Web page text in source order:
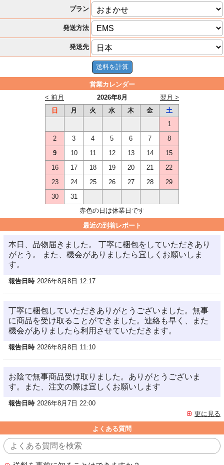
プラン
発送方法
発送先
営業カレンダー
2026年8月
< 前月
翌月 >
日
月 火 水 木 金
土
1
2
3 4 5 6 7
8
9
10 11 12 13 14
15
16
17 18 19 20 21
22
23
24 25 26 27 28
29
30
31
赤色の日は休業日です
最近の到着レポート
本日、品物届きました。 丁寧に梱包をしていただきあり
がとう。 また、機会がありましたら宜しくお願いしま
す。
報告日時 2026年8月8日 12:17
丁寧に梱包していただきありがとうございました。無事
に商品を受け取ることができました。連絡も早く、また
機会がありましたら利用させていただきます。
報告日時 2026年8月8日 11:10
お陰で無事商品受け取りました。ありがとうございま
す。また、注文の際は宜しくお願いします
報告日時 2026年8月7日 22:00
更に見る
よくある質問